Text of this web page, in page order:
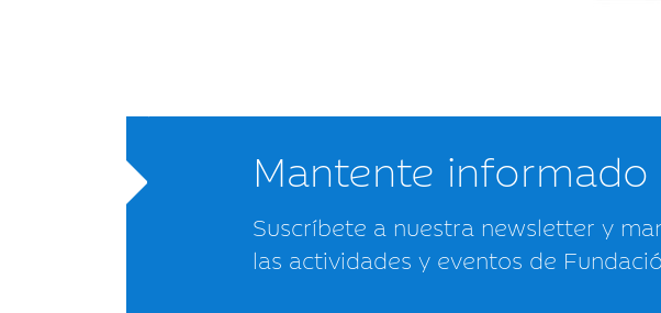
Mantente informado
Suscríbete a nuestra newsletter y
las actividades y eventos de